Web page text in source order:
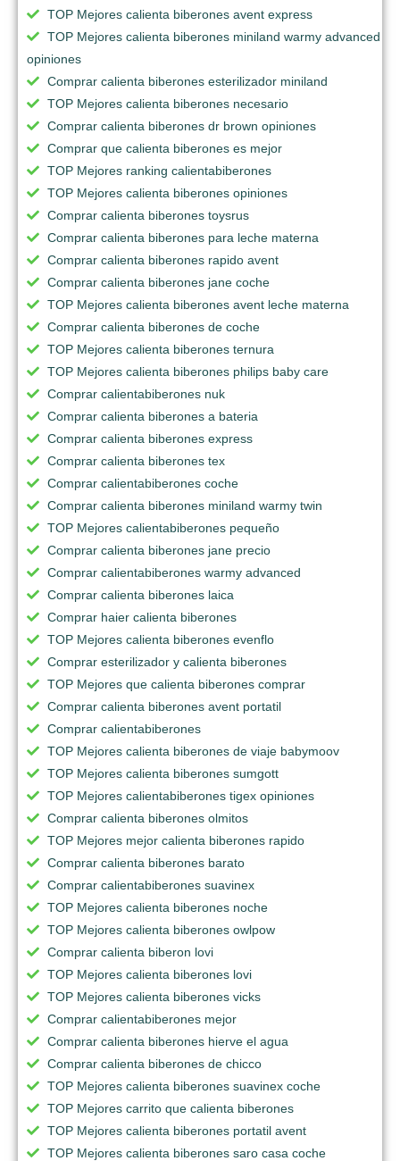
TOP Mejores calienta biberones avent express
TOP Mejores calienta biberones miniland warmy advanced
opiniones
Comprar calienta biberones esterilizador miniland
TOP Mejores calienta biberones necesario
Comprar calienta biberones dr brown opiniones
Comprar que calienta biberones es mejor
TOP Mejores ranking calientabiberones
TOP Mejores calienta biberones opiniones
Comprar calienta biberones toysrus
Comprar calienta biberones para leche materna
Comprar calienta biberones rapido avent
Comprar calienta biberones jane coche
TOP Mejores calienta biberones avent leche materna
Comprar calienta biberones de coche
TOP Mejores calienta biberones ternura
TOP Mejores calienta biberones philips baby care
Comprar calientabiberones nuk
Comprar calienta biberones a bateria
Comprar calienta biberones express
Comprar calienta biberones tex
Comprar calientabiberones coche
Comprar calienta biberones miniland warmy twin
TOP Mejores calientabiberones pequeño
Comprar calienta biberones jane precio
Comprar calientabiberones warmy advanced
Comprar calienta biberones laica
Comprar haier calienta biberones
TOP Mejores calienta biberones evenflo
Comprar esterilizador y calienta biberones
TOP Mejores que calienta biberones comprar
Comprar calienta biberones avent portatil
Comprar calientabiberones
TOP Mejores calienta biberones de viaje babymoov
TOP Mejores calienta biberones sumgott
TOP Mejores calientabiberones tigex opiniones
Comprar calienta biberones olmitos
TOP Mejores mejor calienta biberones rapido
Comprar calienta biberones barato
Comprar calientabiberones suavinex
TOP Mejores calienta biberones noche
TOP Mejores calienta biberones owlpow
Comprar calienta biberon lovi
TOP Mejores calienta biberones lovi
TOP Mejores calienta biberones vicks
Comprar calientabiberones mejor
Comprar calienta biberones hierve el agua
Comprar calienta biberones de chicco
TOP Mejores calienta biberones suavinex coche
TOP Mejores carrito que calienta biberones
TOP Mejores calienta biberones portatil avent
TOP Mejores calienta biberones saro casa coche